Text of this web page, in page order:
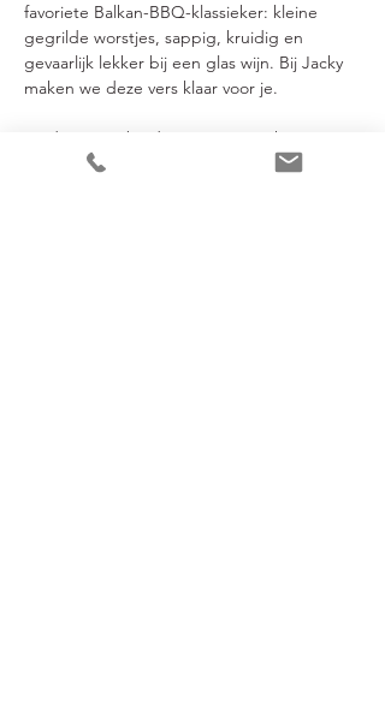
favoriete Balkan-BBQ-klassieker: kleine
gegrilde worstjes, sappig, kruidig en
gevaarlijk lekker bij een glas wijn. Bij Jacky
maken we deze vers klaar voor je.
En daarnaast bieden we aan wat het
moment brengt, zoals heerlijk